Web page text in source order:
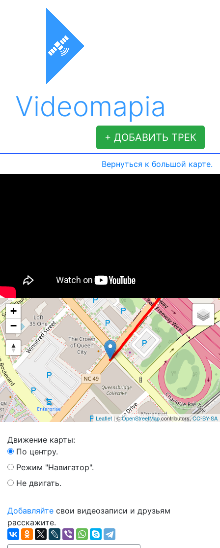
Videomapia
+ ДОБАВИТЬ ТРЕК
Вернуться к большой карте.
+
−
Leaflet| ©OpenStreetMapcontributors,CC-BY-SA
Движение карты:
По центру.
Режим "Навигатор".
Не двигать.
Добавляйте свои видеозаписи и друзьям
расскажите.